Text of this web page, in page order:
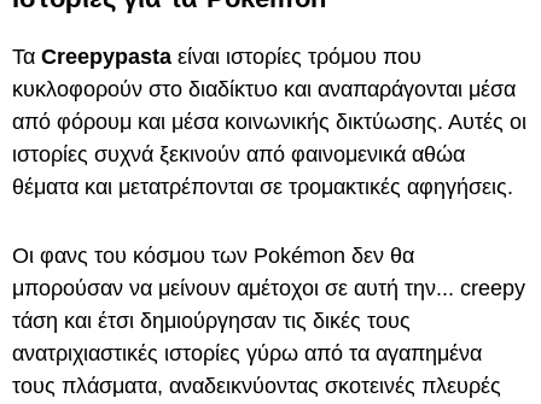
Τα Creepypasta είναι ιστορίες τρόμου που
κυκλοφορούν στο διαδίκτυο και αναπαράγονται μέσα
από φόρουμ και μέσα κοινωνικής δικτύωσης. Αυτές οι
ιστορίες συχνά ξεκινούν από φαινομενικά αθώα
θέματα και μετατρέπονται σε τρομακτικές αφηγήσεις.
Οι φανς του κόσμου των Pokémon δεν θα
μπορούσαν να μείνουν αμέτοχοι σε αυτή την... creepy
τάση και έτσι δημιούργησαν τις δικές τους
ανατριχιαστικές ιστορίες γύρω από τα αγαπημένα
τους πλάσματα, αναδεικνύοντας σκοτεινές πλευρές